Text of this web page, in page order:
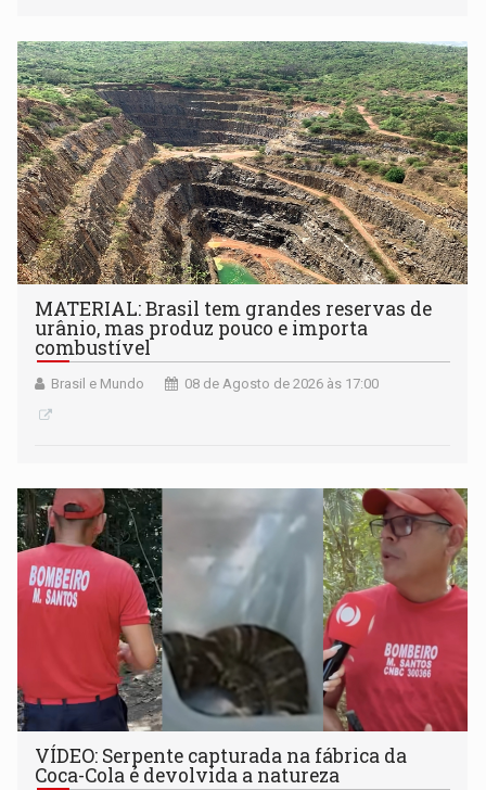
submissão de pré-propostas poderá ser feita até 1º de
setembro
MATERIAL: Brasil tem grandes reservas de
urânio, mas produz pouco e importa
combustível
Brasil e Mundo 08 de Agosto de 2026 às 17:00
VÍDEO: Serpente capturada na fábrica da
Coca-Cola é devolvida a natureza